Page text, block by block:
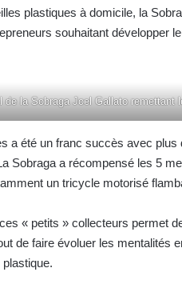
plastiques à domicile, la
souhaitant développer
de la Sobraga Joel Gallato
a été un franc succès avec
Sobraga a récompensé les 5
un tricycle motorisé
« petits » collecteurs permet
de faire évoluer les mentalités